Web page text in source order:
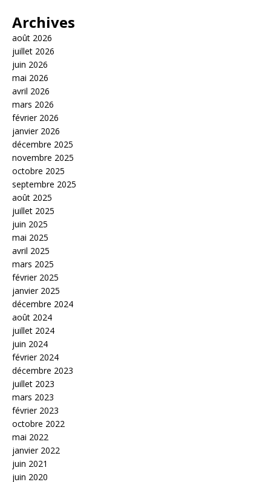
Archives
août 2026
juillet 2026
juin 2026
mai 2026
avril 2026
mars 2026
février 2026
janvier 2026
décembre 2025
novembre 2025
octobre 2025
septembre 2025
août 2025
juillet 2025
juin 2025
mai 2025
avril 2025
mars 2025
février 2025
janvier 2025
décembre 2024
août 2024
juillet 2024
juin 2024
février 2024
décembre 2023
juillet 2023
mars 2023
février 2023
octobre 2022
mai 2022
janvier 2022
juin 2021
juin 2020